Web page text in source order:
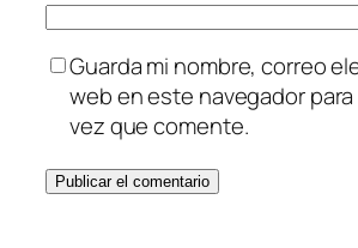
Guarda mi nombre, correo
web en este navegador para
vez que comente.